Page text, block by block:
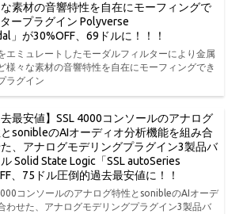
素材の音響特性を自在にモーフィングで
ープラグイン Polyverse
」が30%OFF、69ドルに！！！
エミュレートしたモーダルフィルターにより金属
様々な素材の音響特性を自在にモーフィングでき
ラグイン
去最安値】SSL 4000コンソールのアナログ
sonibleのAIオーディオ分析機能を組み合
、アナログモデリングプラグイン3製品バ
Solid State Logic「SSL autoSeries
、75ドル圧倒的過去最安値に！！
コンソールのアナログ特性とsonibleのAIオーデ
わせた、アナログモデリングプラグイン3製品バ